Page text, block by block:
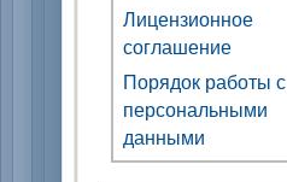
Лицензионное
соглашение
Порядок работы с
персональными
данными